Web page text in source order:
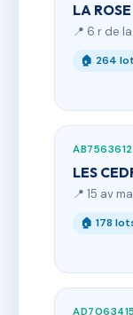
LA
📍 6 r de
🏠 264
AB7563612
LES
📍 15 av
🏠 178
AD7063415